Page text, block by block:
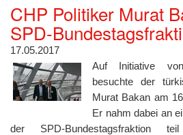
CHP Politiker Murat
SPD-
17.05.2017
Auf Initiative
besuchte der
Murat Bakan am
Er nahm dabei an
der SPD-Bundestagsfraktion